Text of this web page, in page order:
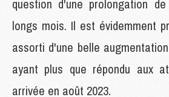
question d'une prolongation
longs mois. Il est évidemment
assorti d'une belle
ayant plus que répondu aux
arrivée en août 2023.